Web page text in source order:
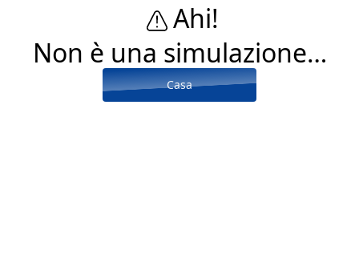
Ahi!
Non è una simulazione…
Casa